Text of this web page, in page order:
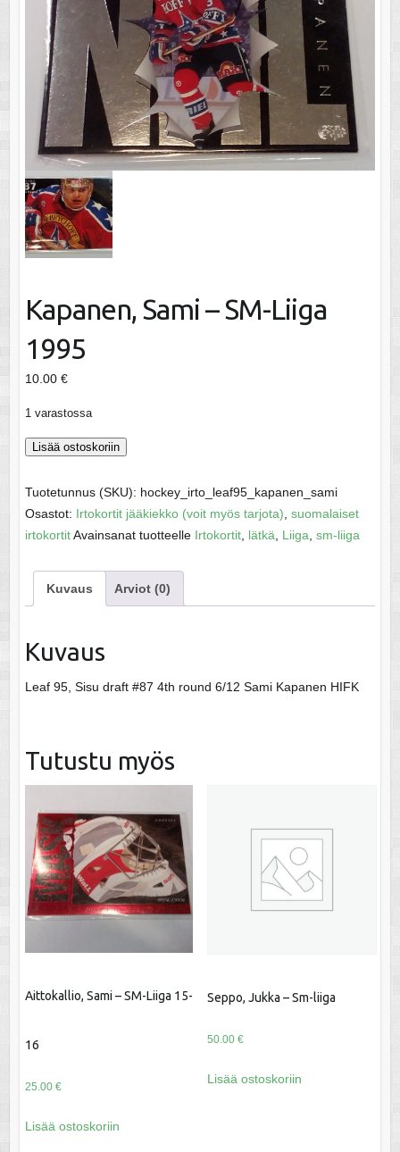
Kapanen, Sami – SM-Liiga
1995
10.00 €
1 varastossa
Kapanen,
-
SM-
Liiga
määrä
Lisää ostoskoriin
Tuotetunnus (SKU): hockey_irto_leaf95_kapanen_sami
Osastot: Irtokortit jääkiekko (voit myös tarjota), suomalaiset
irtokortitAvainsanat tuotteelle Irtokortit, lätkä, Liiga, sm-liiga
Kuvaus Arviot (0)
Kuvaus
Leaf 95, Sisu draft #87 4th round 6/12 Sami Kapanen HIFK
Tutustu myös
Aittokallio, Sami – SM-Liiga 15-
16
25.00 €
Lisää ostoskoriin
Seppo, Jukka – Sm-liiga
50.00 €
Lisää ostoskoriin